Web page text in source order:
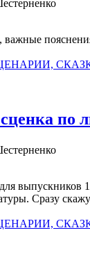
по
Сразу